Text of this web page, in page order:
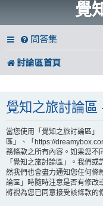
覺
問答集
討論區首頁
覺知之旅討論區
當您使用「覺知之旅討論區」
區」、「https://
務條款之所有內容。如果您不
「覺知之旅討論區」。我們
然我們也會盡力通知您任何條
論區」時隨時注意是否有修改
將視為您已同意接受該條款的